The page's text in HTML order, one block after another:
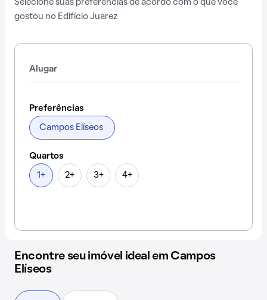
Selecione suas preferências de acordo com o que você
gostou no Edifício Juarez
Alugar
Preferências
Campos Elíseos
Quartos
1+ 2+ 3+ 4+
Encontre seu imóvel ideal em Campos
Elíseos